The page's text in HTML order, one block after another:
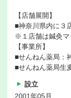
【店舗展開】
■神奈川県内に３
※１店舗は鍼灸マ
【事業所】
■せんねん薬局：
■せんねん薬局生
設立
2001年05月